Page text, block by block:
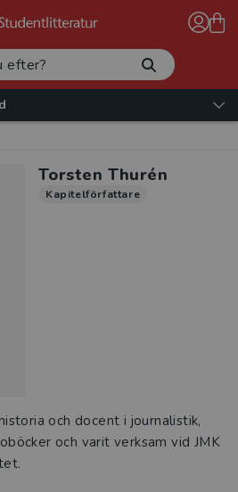
Torsten Thurén
Kapitelförfattare
och docent i journalistik,
och varit verksam vid JMK